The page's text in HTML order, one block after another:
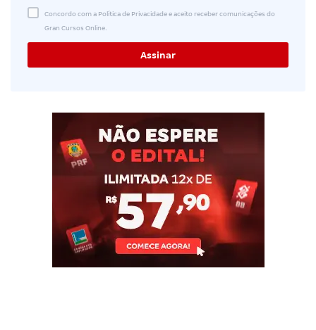
Concordo com a Política de Privacidade e aceito receber comunicações do
Gran Cursos Online.